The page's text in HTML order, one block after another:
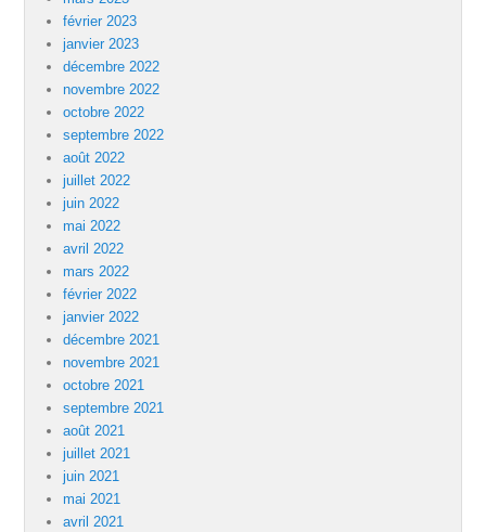
février 2023
janvier 2023
décembre 2022
novembre 2022
octobre 2022
septembre 2022
août 2022
juillet 2022
juin 2022
mai 2022
avril 2022
mars 2022
février 2022
janvier 2022
décembre 2021
novembre 2021
octobre 2021
septembre 2021
août 2021
juillet 2021
juin 2021
mai 2021
avril 2021